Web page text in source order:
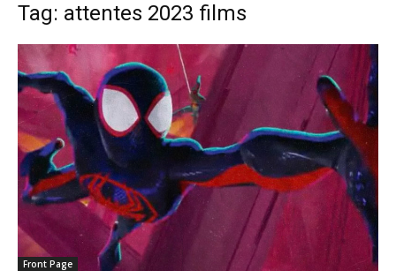
Tag: attentes 2023 films
Front Page